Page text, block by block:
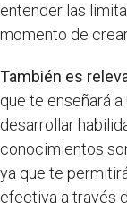
entender las
momento de
También es
que te enseñará
desarrollar
conocimientos
ya que te
efectiva a través